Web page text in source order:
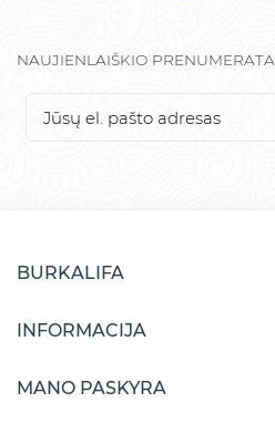
NAUJIENLAIŠKIO PRENUMERATA
BURKALIFA
INFORMACIJA
MANO PASKYRA